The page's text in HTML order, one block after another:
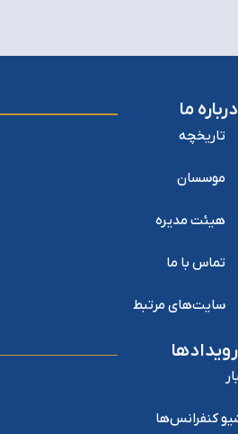
درباره ما
تاریخچه
موسسان
هیئت مدیره
تماس با ما
سایت‌های مرتبط
رویدادها
کنفرانس‌ها